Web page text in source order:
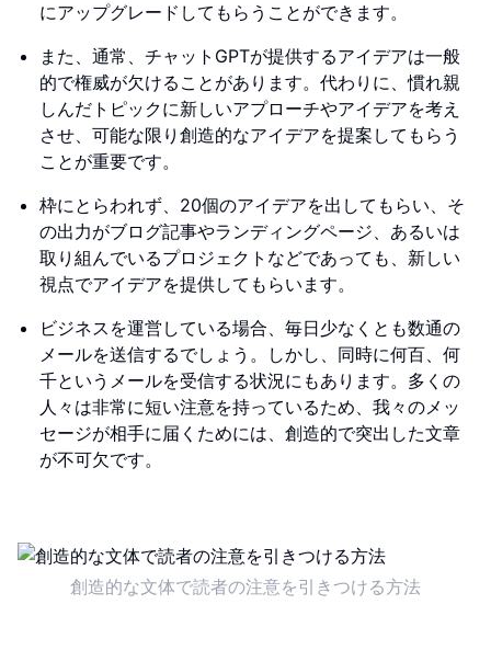
にアップグレードしてもらうことができます。
また、通常、チャットGPTが提供するアイデアは一般
的で権威が欠けることがあります。代わりに、慣れ親
しんだトピックに新しいアプローチやアイデアを考え
させ、可能な限り創造的なアイデアを提案してもらう
ことが重要です。
枠にとらわれず、20個のアイデアを出してもらい、そ
の出力がブログ記事やランディングページ、あるいは
取り組んでいるプロジェクトなどであっても、新しい
視点でアイデアを提供してもらいます。
ビジネスを運営している場合、毎日少なくとも数通の
メールを送信するでしょう。しかし、同時に何百、何
千というメールを受信する状況にもあります。多くの
人々は非常に短い注意を持っているため、我々のメッ
セージが相手に届くためには、創造的で突出した文章
が不可欠です。
創造的な文体で読者の注意を引きつける方法